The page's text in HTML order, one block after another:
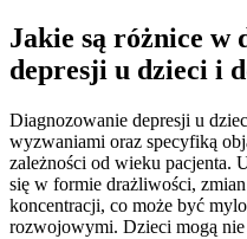
Jakie są różnice w
depresji u dzieci i
Diagnozowanie depresji u
wyzwaniami oraz specyfiką
zależności od wieku pacjenta.
się w formie drażliwości,
koncentracji, co może być
rozwojowymi. Dzieci mogą